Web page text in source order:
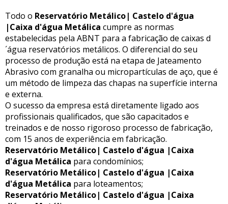
Todo o Reservatório Metálico| Castelo d'água
|Caixa d'água Metálica cumpre as normas
estabelecidas pela ABNT para a fabricação de caixas d
´água reservatórios metálicos. O diferencial do seu
processo de produção está na etapa de Jateamento
Abrasivo com granalha ou micropartículas de aço, que é
um método de limpeza das chapas na superfície interna
e externa.
O sucesso da empresa está diretamente ligado aos
profissionais qualificados, que são capacitados e
treinados e de nosso rigoroso processo de fabricação,
com 15 anos de experiência em fabricação.
Reservatório Metálico| Castelo d'água |Caixa
d'água Metálica para condomínios;
Reservatório Metálico| Castelo d'água |Caixa
d'água Metálica para loteamentos;
Reservatório Metálico| Castelo d'água |Caixa